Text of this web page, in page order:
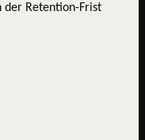
der Retention-Frist